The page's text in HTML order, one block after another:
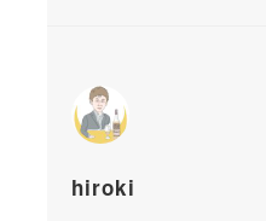
hiroki